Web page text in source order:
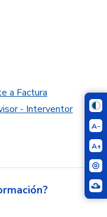
A-
A+
a Factura
- Interventor